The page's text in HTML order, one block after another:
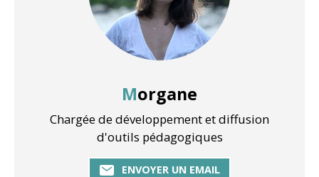
Morgane
Chargée de développement et diffusion
d'outils pédagogiques
ENVOYER UN EMAIL